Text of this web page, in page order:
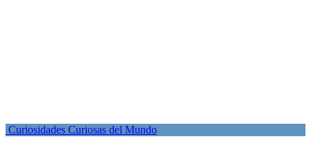
Curiosidades Curiosas del Mundo